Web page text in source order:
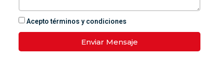
Acepto términos y condiciones
Enviar Mensaje